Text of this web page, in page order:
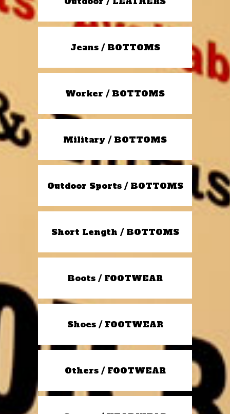
Jeans / BOTTOMS
Worker / BOTTOMS
Military / BOTTOMS
Outdoor Sports / BOTTOMS
Short Length / BOTTOMS
Boots / FOOTWEAR
Shoes / FOOTWEAR
Others / FOOTWEAR